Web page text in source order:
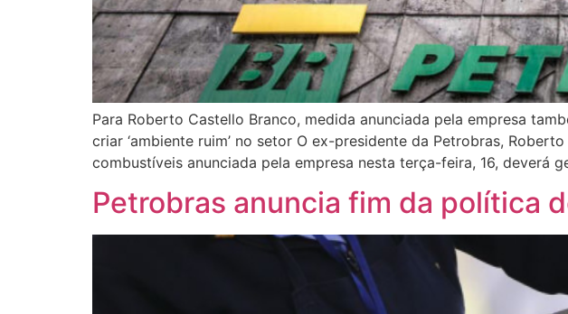
Para Roberto Castello Branco, medida anunciada pela empresa
criar ‘ambiente ruim’ no setor O ex-presidente da Petrobras,
combustíveis anunciada pela empresa nesta terça-feira, 16, deverá
Petrobras anuncia fim da política